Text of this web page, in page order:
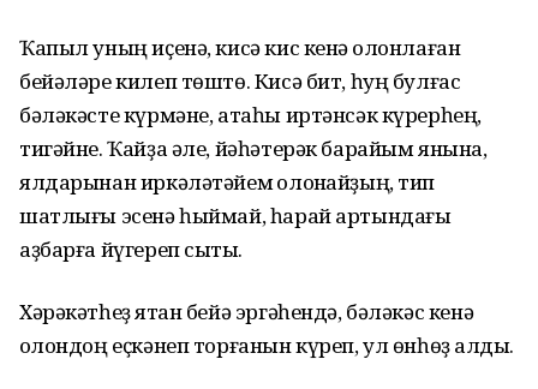
Ҡапыл уның иҫенә, кисә кис кенә ҡолонлаған
бейәләре килеп төштө. Кисә бит, һуң булғас
бәләкәсте күрмәне, атаһы иртәнсәк күрерһең,
тигәйне. Ҡайҙа әле, йәһәтерәк барайым янына,
ялдарынан иркәләтәйем ҡолонҡайҙың, тип
шатлығы эсенә һыймай, һарай артындағы
аҙбарға йүгереп сыҡты.
Хәрәкәтһеҙ ятҡан бейә эргәһендә, бәләкәс кенә
ҡолондоң еҫкәнеп торғанын күреп, ул өнһөҙ ҡалды.